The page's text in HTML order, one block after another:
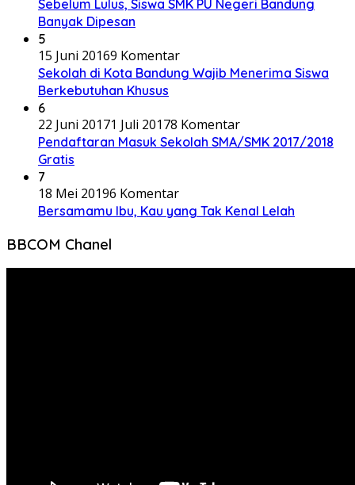
Sebelum Lulus, Siswa SMK PU Negeri Bandung
Banyak Dipesan
5
15 Juni 20169 Komentar
Sekolah di Kota Bandung Wajib Menerima Siswa
Berkebutuhan Khusus
6
22 Juni 20171 Juli 20178 Komentar
Pendaftaran Masuk Sekolah SMA/SMK 2017/2018
Gratis
7
18 Mei 20196 Komentar
Bersamamu Ibu, Kau yang Tak Kenal Lelah
BBCOM Chanel